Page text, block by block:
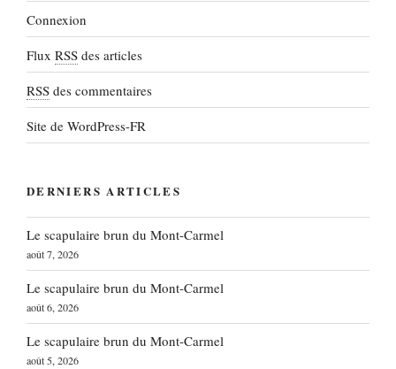
Connexion
Flux RSS des articles
RSS des commentaires
Site de WordPress-FR
DERNIERS ARTICLES
Le scapulaire brun du Mont-Carmel
août 7, 2026
Le scapulaire brun du Mont-Carmel
août 6, 2026
Le scapulaire brun du Mont-Carmel
août 5, 2026